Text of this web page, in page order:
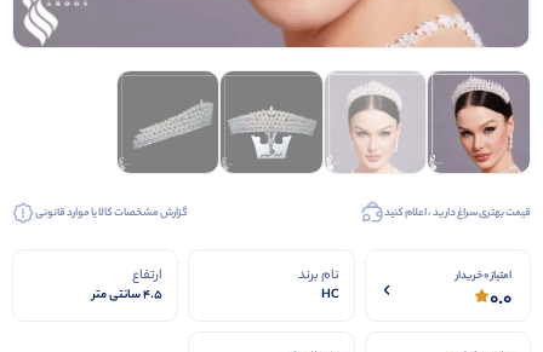
کیف عروس کفش عروس کفش مجلسی
قیمت بهتری سراغ دارید ، اعلام کنید گزارش مشخصات کالا یا موارد قانونی
امتیاز 0 خریدار
0.0
نام برند
HC
ارتفاع
4.5 سانتی متر